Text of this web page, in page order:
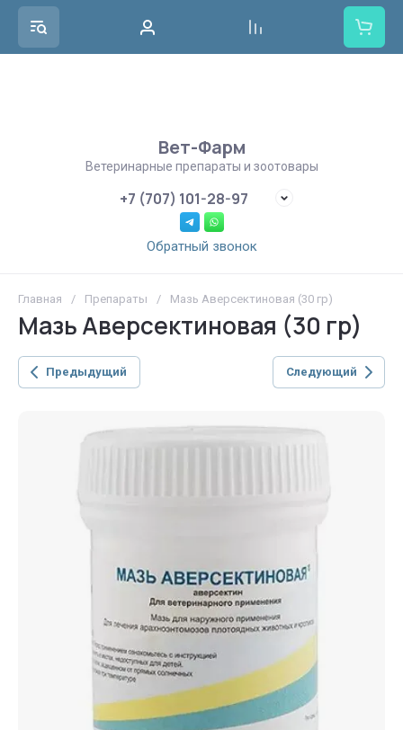
Вет-Фарм
Ветеринарные препараты и зоотовары
+7 (707) 101-28-97
Обратный звонок
Главная / Препараты / Мазь Аверсектиновая (30 гр)
Мазь Аверсектиновая (30 гр)
Предыдущий Следующий